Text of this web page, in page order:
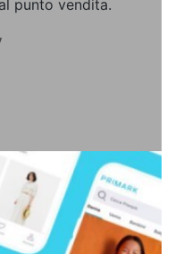
punto vendita.